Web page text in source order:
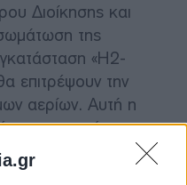
Διοίκησης και
της
«H2-
επιτρέψουν την
αερίων. Αυτή η
σημαντικό
τη δέσμευσή μας
και την